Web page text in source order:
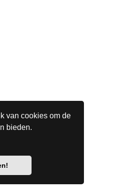
van cookies om de
bieden.